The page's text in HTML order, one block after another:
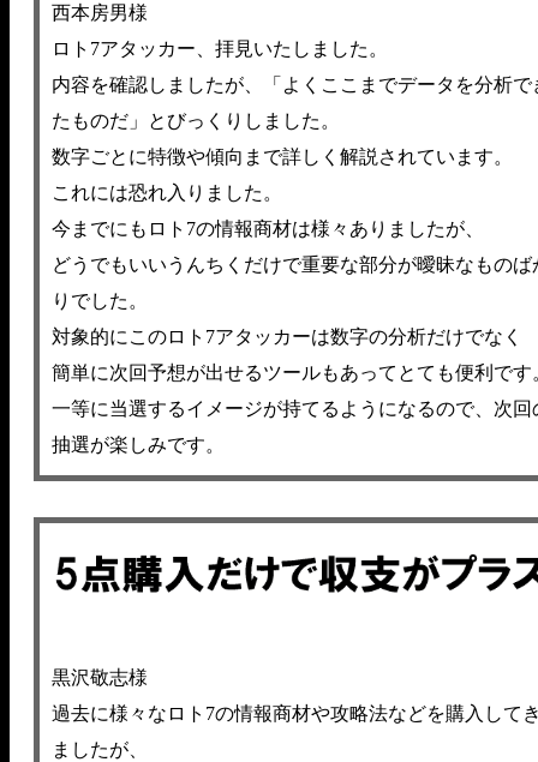
西本房男様
ロト7アタッカー、拝見いたしました。
内容を確認しましたが、「よくここまでデータを分析で
たものだ」とびっくりしました。
数字ごとに特徴や傾向まで詳しく解説されています。
これには恐れ入りました。
今までにもロト7の情報商材は様々ありましたが、
どうでもいいうんちくだけで重要な部分が曖昧なものば
りでした。
対象的にこのロト7アタッカーは数字の分析だけでなく
簡単に次回予想が出せるツールもあってとても便利です
一等に当選するイメージが持てるようになるので、次回
抽選が楽しみです。
黒沢敬志様
過去に様々なロト7の情報商材や攻略法などを購入して
ましたが、